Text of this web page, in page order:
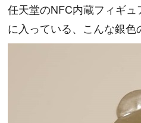
任天堂のNFC内蔵フィギ
に入っている、こんな銀色